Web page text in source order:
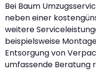
Bei Baum
neben einer
weitere
beispielsweise
Entsorgung von
umfassende Beratung